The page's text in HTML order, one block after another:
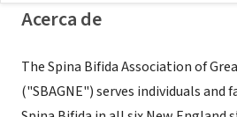
Acerca de
The Spina Bifida Association of
("SBAGNE") serves individuals